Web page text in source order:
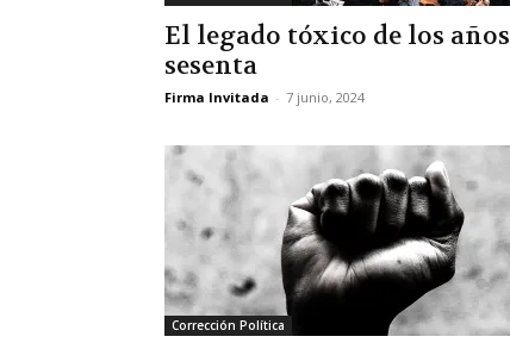
El legado tóxico de los años
sesenta
Firma Invitada - 7 junio, 2024
Corrección Política